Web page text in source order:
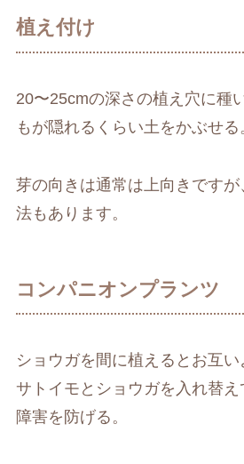
植え付け
20〜25cmの深さの植え穴に種
もが隠れるくらい土をかぶせる
芽の向きは通常は上向きです
法もあります。
コンパニオンプランツ
ショウガを間に植えるとお互
サトイモとショウガを入れ替
障害を防げる。